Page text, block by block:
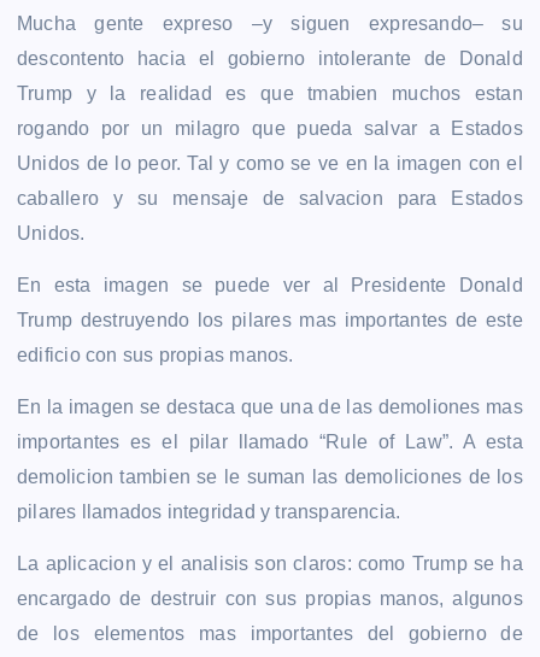
Mucha gente expreso –y siguen expresando– su
descontento hacia el gobierno intolerante de Donald
Trump y la realidad es que tmabien muchos estan
rogando por un milagro que pueda salvar a Estados
Unidos de lo peor. Tal y como se ve en la imagen con el
caballero y su mensaje de salvacion para Estados
Unidos.
En esta imagen se puede ver al Presidente Donald
Trump destruyendo los pilares mas importantes de este
edificio con sus propias manos.
En la imagen se destaca que una de las demoliones mas
importantes es el pilar llamado “Rule of Law”. A esta
demolicion tambien se le suman las demoliciones de los
pilares llamados integridad y transparencia.
La aplicacion y el analisis son claros: como Trump se ha
encargado de destruir con sus propias manos, algunos
de los elementos mas importantes del gobierno de